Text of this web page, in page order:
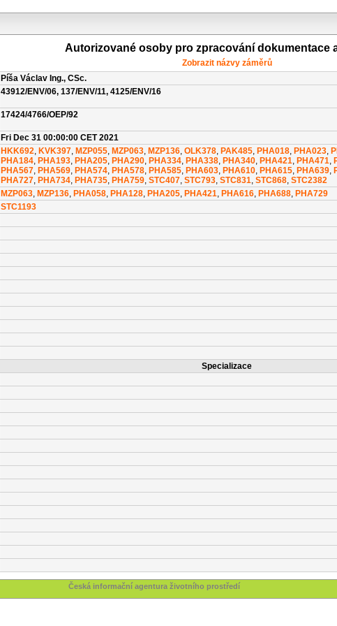
Autorizované osoby pro zpracování dokumentace
Zobrazit názvy záměrů
Píša Václav Ing., CSc.
43912/ENV/06, 137/ENV/11, 4125/ENV/16
17424/4766/OEP/92
Fri Dec 31 00:00:00 CET 2021
HKK692, KVK397, MZP055, MZP063, MZP136, OLK378, PAK485, PHA018, PHA023,
PHA184, PHA193, PHA205, PHA290, PHA334, PHA338, PHA340, PHA421, PHA471,
PHA567, PHA569, PHA574, PHA578, PHA585, PHA603, PHA610, PHA615, PHA639,
PHA727, PHA734, PHA735, PHA759, STC407, STC793, STC831, STC868, STC2382
MZP063, MZP136, PHA058, PHA128, PHA205, PHA421, PHA616, PHA688, PHA729
STC1193
Specializace
Česká informační agentura životního prostředí